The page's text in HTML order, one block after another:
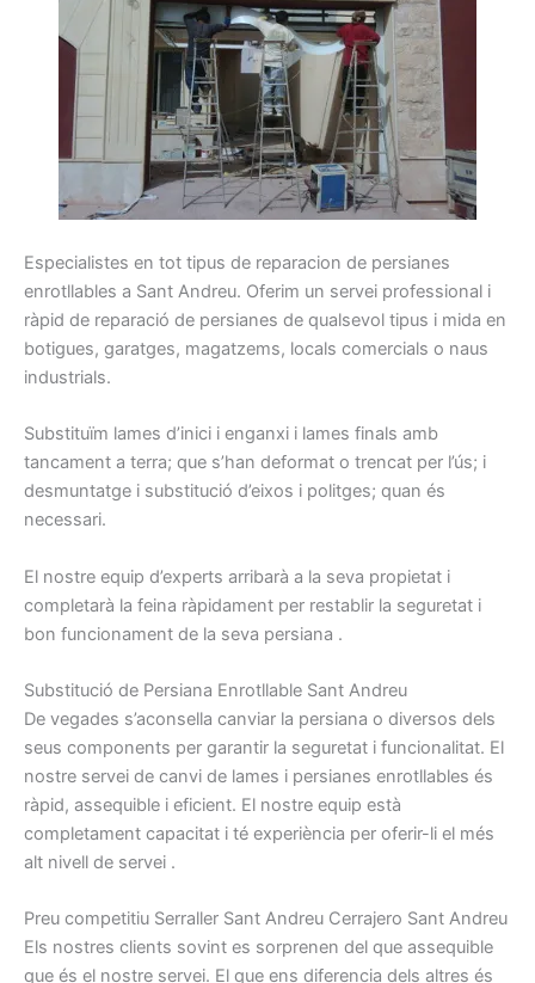
Especialistes en tot tipus de reparacion de persianes
enrotllables a Sant Andreu. Oferim un servei professional i
ràpid de reparació de persianes de qualsevol tipus i mida en
botigues, garatges, magatzems, locals comercials o naus
industrials.
Substituïm lames d’inici i enganxi i lames finals amb
tancament a terra; que s’han deformat o trencat per l’ús; i
desmuntatge i substitució d’eixos i politges; quan és
necessari.
El nostre equip d’experts arribarà a la seva propietat i
completarà la feina ràpidament per restablir la seguretat i
bon funcionament de la seva persiana .
Substitució de Persiana Enrotllable Sant Andreu
De vegades s’aconsella canviar la persiana o diversos dels
seus components per garantir la seguretat i funcionalitat. El
nostre servei de canvi de lames i persianes enrotllables és
ràpid, assequible i eficient. El nostre equip està
completament capacitat i té experiència per oferir-li el més
alt nivell de servei .
Preu competitiu Serraller Sant Andreu Cerrajero Sant Andreu
Els nostres clients sovint es sorprenen del que assequible
que és el nostre servei. El que ens diferencia dels altres és